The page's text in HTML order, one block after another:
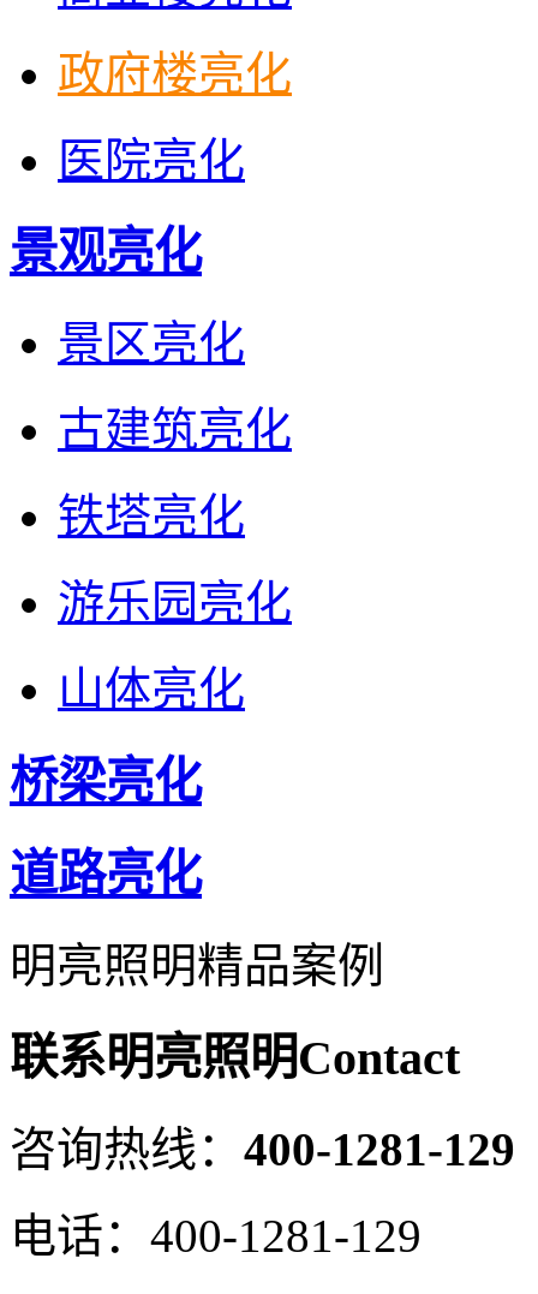
政府楼亮化
医院亮化
景观亮化
景区亮化
古建筑亮化
铁塔亮化
游乐园亮化
山体亮化
桥梁亮化
道路亮化
明亮照明精品案例
联系明亮照明Contact
咨询热线： 400-1281-129
电话： 400-1281-129